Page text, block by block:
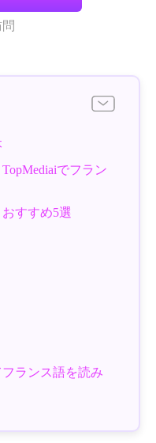
でフラン
すすめ5選
ランス語を読み